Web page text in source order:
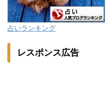
占いランキング
レスポンス広告